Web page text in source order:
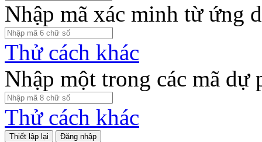
Nhập mã xác minh từ ứng
Thử cách khác
Nhập một trong các mã dự
Thử cách khác
Đăng nhập